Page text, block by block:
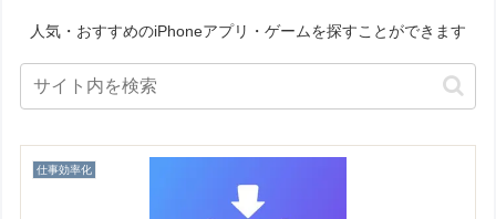
人気・おすすめのiPhoneアプリ・ゲームを探すことができます
仕事効率化